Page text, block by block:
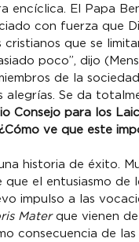
encíclica. El Papa
con fuerza que
que se
poco”, dijo
de la
alegrías. Se da
Consejo para los
ve que este
historia de éxito.
el entusiasmo de
impulso a las
Mater que vienen
consecuencia de